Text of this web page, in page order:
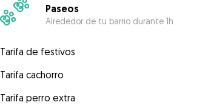
Paseos
Alrededor de tu barrio durante 1h
Tarifa de festivos
Tarifa cachorro
Tarifa perro extra